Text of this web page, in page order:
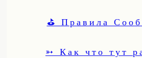
⛳ Правила
➳ Как что тут